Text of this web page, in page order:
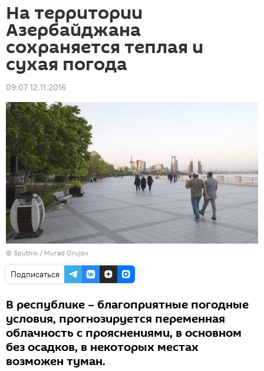
На территории
Азербайджана
сохраняется теплая и
сухая погода
09:07 12.11.2016
© Sputnik / Murad Orujov
Подписаться
В республике – благоприятные погодные
условия, прогнозируется переменная
облачность с прояснениями, в основном
без осадков, в некоторых местах
возможен туман.